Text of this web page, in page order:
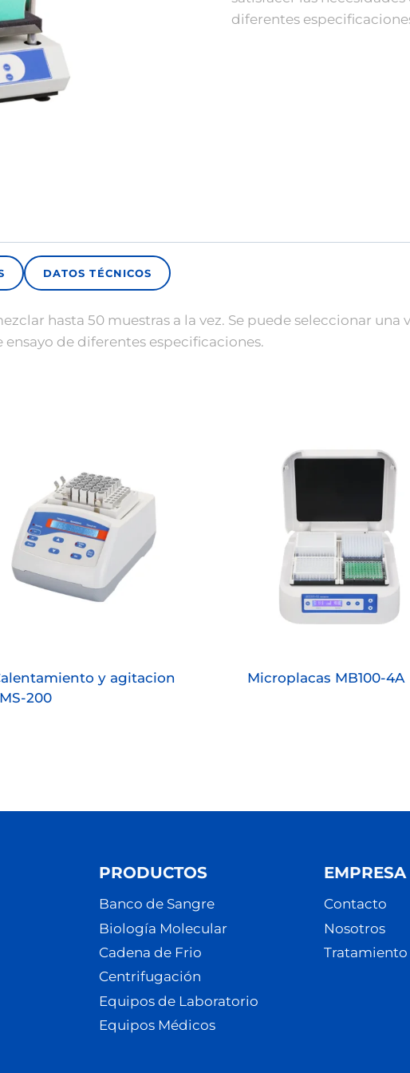
diferentes
DATOS TÉCNICOS
hasta 50 muestras a la vez. Se puede seleccionar
de diferentes especificaciones.
y agitacion
200
Microplacas MB100-4A
PRODUCTOS
Banco de Sangre
Biología Molecular
Cadena de Frio
Centrifugación
Equipos de Laboratorio
Equipos Médicos
EMPRESA
Contacto
Nosotros
Tratamiento